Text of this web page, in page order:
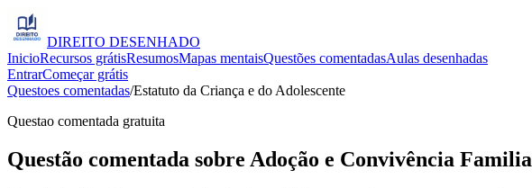
DIREITO DESENHADO
InicioRecursos grátisResumosMapas mentaisQuestões comentadasAulas desenhadas
EntrarComeçar grátis
Questoes comentadas/Estatuto da Criança e do Adolescente
Questao comentada gratuita
Questão comentada sobre Adoção e Convivência